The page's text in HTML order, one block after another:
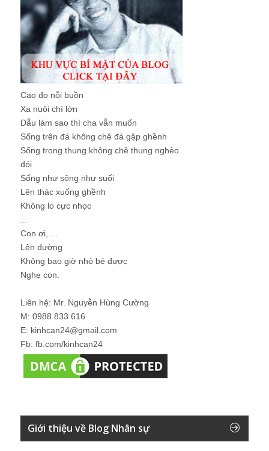
Cao đo nỗi buồn
Xa nuôi chí lớn
Dẫu làm sao thì cha vẫn muốn
Sống trên đá không chê đá gập ghềnh
Sống trong thung không chê thung nghèo
đói
Sống như sông như suối
Lên thác xuống ghềnh
Không lo cực nhọc
Con ơi, ...
Lên đường
Không bao giờ nhỏ bé được
Nghe con.
Liên hệ: Mr. Nguyễn Hùng Cường
M: 0988 833 616
E: kinhcan24@gmail.com
Fb: fb.com/kinhcan24
Giới thiệu về Blog Nhân sự